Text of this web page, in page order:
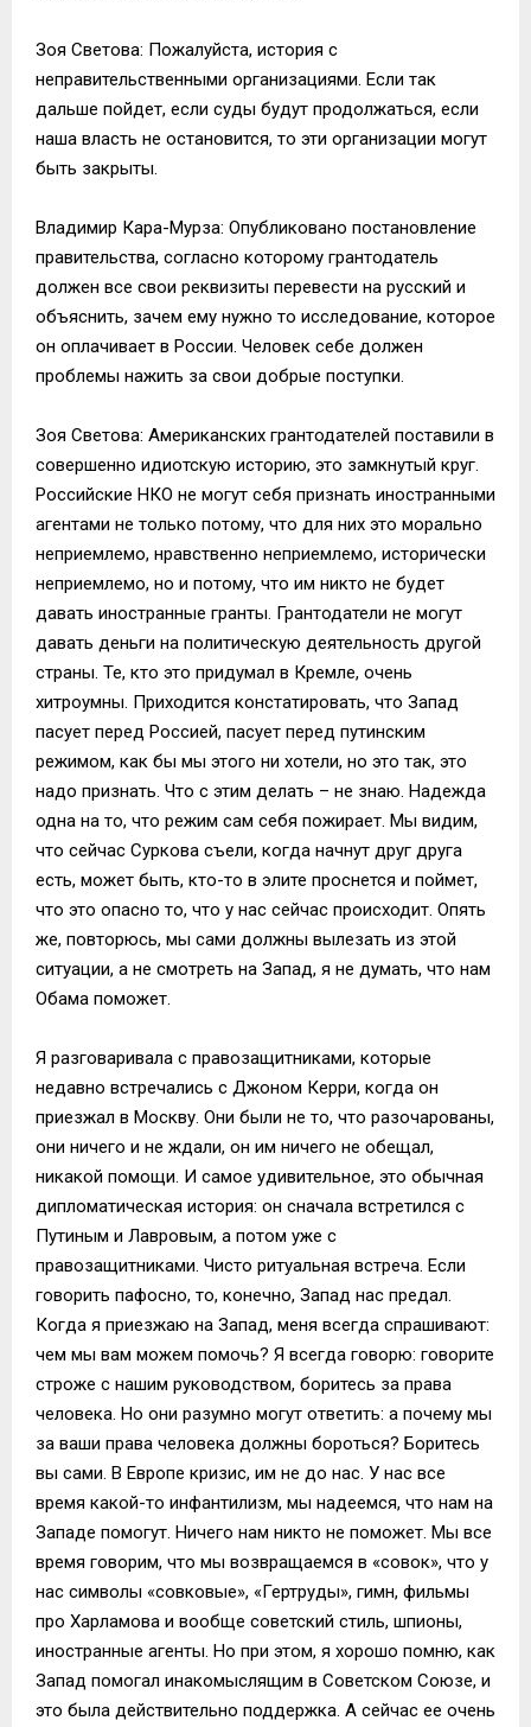
Зоя Светова: Пожалуйста, история с
неправительственными организациями. Если так
дальше пойдет, если суды будут продолжаться, если
наша власть не остановится, то эти организации могут
быть закрыты.
Владимир Кара-Мурза: Опубликовано постановление
правительства, согласно которому грантодатель
должен все свои реквизиты перевести на русский и
объяснить, зачем ему нужно то исследование, которое
он оплачивает в России. Человек себе должен
проблемы нажить за свои добрые поступки.
Зоя Светова: Американских грантодателей поставили в
совершенно идиотскую историю, это замкнутый круг.
Российские НКО не могут себя признать иностранными
агентами не только потому, что для них это морально
неприемлемо, нравственно неприемлемо, исторически
неприемлемо, но и потому, что им никто не будет
давать иностранные гранты. Грантодатели не могут
давать деньги на политическую деятельность другой
страны. Те, кто это придумал в Кремле, очень
хитроумны. Приходится констатировать, что Запад
пасует перед Россией, пасует перед путинским
режимом, как бы мы этого ни хотели, но это так, это
надо признать. Что с этим делать – не знаю. Надежда
одна на то, что режим сам себя пожирает. Мы видим,
что сейчас Суркова съели, когда начнут друг друга
есть, может быть, кто-то в элите проснется и поймет,
что это опасно то, что у нас сейчас происходит. Опять
же, повторюсь, мы сами должны вылезать из этой
ситуации, а не смотреть на Запад, я не думать, что нам
Обама поможет.
Я разговаривала с правозащитниками, которые
недавно встречались с Джоном Керри, когда он
приезжал в Москву. Они были не то, что разочарованы,
они ничего и не ждали, он им ничего не обещал,
никакой помощи. И самое удивительное, это обычная
дипломатическая история: он сначала встретился с
Путиным и Лавровым, а потом уже с
правозащитниками. Чисто ритуальная встреча. Если
говорить пафосно, то, конечно, Запад нас предал.
Когда я приезжаю на Запад, меня всегда спрашивают:
чем мы вам можем помочь? Я всегда говорю: говорите
строже с нашим руководством, боритесь за права
человека. Но они разумно могут ответить: а почему мы
за ваши права человека должны бороться? Боритесь
вы сами. В Европе кризис, им не до нас. У нас все
время какой-то инфантилизм, мы надеемся, что нам на
Западе помогут. Ничего нам никто не поможет. Мы все
время говорим, что мы возвращаемся в «совок», что у
нас символы «совковые», «Гертруды», гимн, фильмы
про Харламова и вообще советский стиль, шпионы,
иностранные агенты. Но при этом, я хорошо помню, как
Запад помогал инакомыслящим в Советском Союзе, и
это была действительно поддержка. А сейчас ее очень